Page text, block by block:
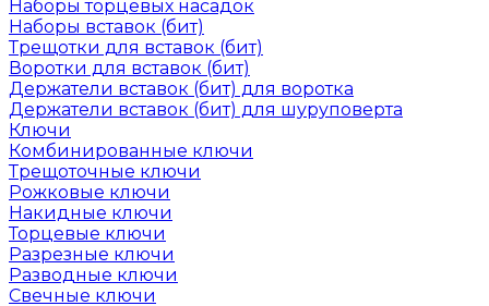
Наборы торцевых насадок
Наборы вставок (бит)
Трещотки для вставок (бит)
Воротки для вставок (бит)
Держатели вставок (бит) для воротка
Держатели вставок (бит) для шуруповерта
Ключи
Комбинированные ключи
Трещоточные ключи
Рожковые ключи
Накидные ключи
Торцевые ключи
Разрезные ключи
Разводные ключи
Свечные ключи